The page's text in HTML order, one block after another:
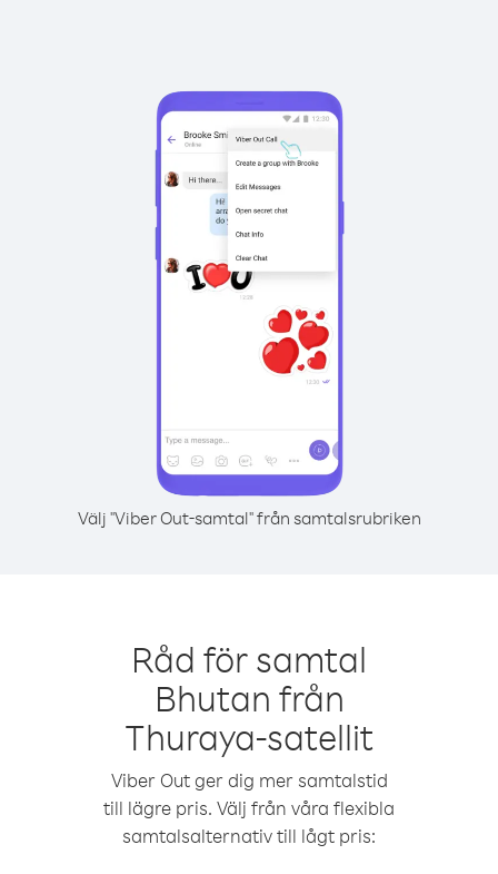
Välj "Viber Out-samtal" från samtalsrubriken
Råd för samtal
Bhutan från
Thuraya-satellit
Viber Out ger dig mer samtalstid
till lägre pris. Välj från våra flexibla
samtalsalternativ till lågt pris: